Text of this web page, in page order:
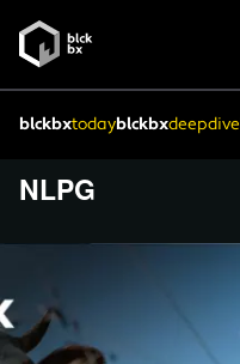
blckbxtodayblckbxdeepdive
NLPG